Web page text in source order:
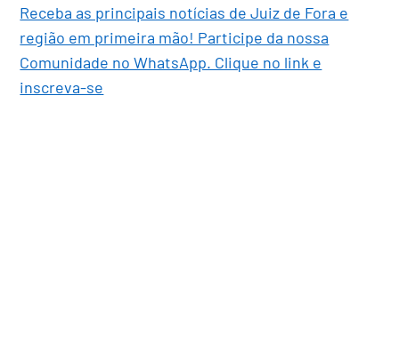
Receba as principais notícias de Juiz de Fora e
região em primeira mão! Participe da nossa
Comunidade no WhatsApp. Clique no link e
inscreva-se